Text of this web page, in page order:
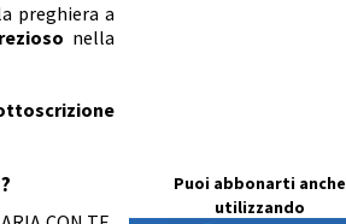
preghiera a
nella
Puoi abbonarti anche
utilizzando